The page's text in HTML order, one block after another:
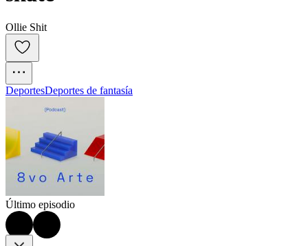
Ollie Shit
DeportesDeportes de fantasía
Último episodio